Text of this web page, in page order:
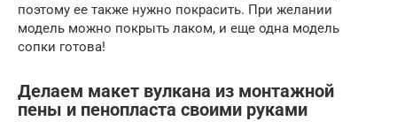
поэтому ее также нужно покрасить. При желании
модель можно покрыть лаком, и еще одна модель
сопки готова!
Делаем макет вулкана из монтажной
пены и пенопласта своими руками